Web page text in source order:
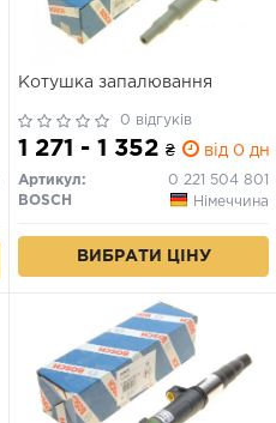
Котушка запалювання
0 відгуків
1 271 - 1 352 ₴ від 0 дн.
Артикул:
0 221 504 801
BOSCH
Німеччина
ВИБРАТИ ЦІНУ